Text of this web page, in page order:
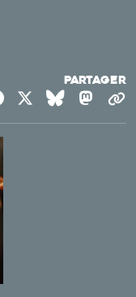
Partager
FacebookBluesky